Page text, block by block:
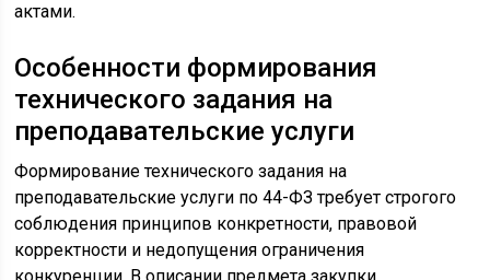
актами.
Особенности формирования
технического задания на
преподавательские услуги
Формирование технического задания на
преподавательские услуги по 44-ФЗ требует строгого
соблюдения принципов конкретности, правовой
корректности и недопущения ограничения